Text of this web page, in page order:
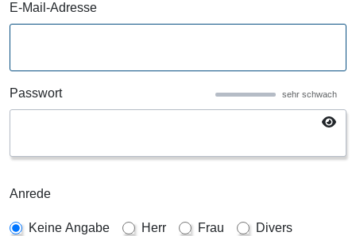
E-Mail-Adresse
Passwort sehr schwach
Anrede
Keine Angabe Herr Frau
Divers